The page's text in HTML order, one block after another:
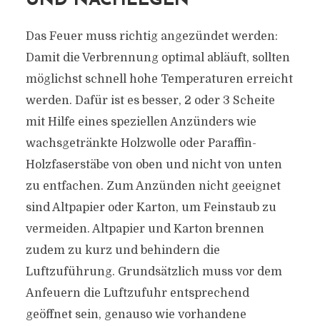
Das Feuer muss richtig angezündet werden:
Damit die Verbrennung optimal abläuft, sollten
möglichst schnell hohe Temperaturen erreicht
werden. Dafür ist es besser, 2 oder 3 Scheite
mit Hilfe eines speziellen Anzünders wie
wachsgetränkte Holzwolle oder Paraffin-
Holzfaserstäbe von oben und nicht von unten
zu entfachen. Zum Anzünden nicht geeignet
sind Altpapier oder Karton, um Feinstaub zu
vermeiden. Altpapier und Karton brennen
zudem zu kurz und behindern die
Luftzuführung. Grundsätzlich muss vor dem
Anfeuern die Luftzufuhr entsprechend
geöffnet sein, genauso wie vorhandene